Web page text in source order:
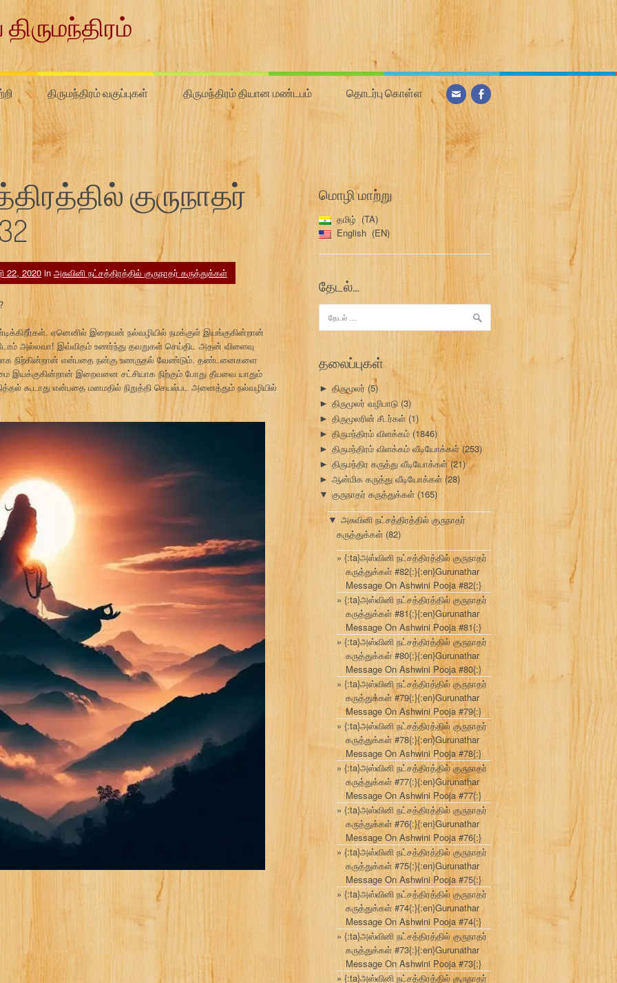
திருமந்திரம் வகுப்புகள் திருமந்திரம் தியான மண்டபம் தொடர்பு கொள்ள
குருநாதர்
22, 2020 in அசுவினி நட்சத்திரத்தில் குருநாதர் கருத்துக்கள்
ஏனெனில் இறைவன் நல்வழியில் நமக்குள் இயங்குகின்றான்
அல்லவா! இவ்விதம் உணர்ந்து தவறுகள் செய்திட அதன் விளைவு
நிற்கின்றான் என்பதை நன்கு உணருதல் வேண்டும். தண்டனைகளை
இயக்குகின்றான் இறைவனை சட்சியாக நிற்கும் போது தீயவை யாதும்
கூடாது என்பதை மனமதில் நிறுத்தி செயல்பட அனைத்தும் நல்வழியில்
மொழி மாற்று
தமிழ்
TA
English
EN
தேடல்…
தேடு:
தலைப்புகள்
► திருமூலர் (5)
► திருமூலர் வழிபாடு (3)
► திருமூலரின் சீடர்கள் (1)
► திருமந்திரம் விளக்கம் (1846)
► திருமந்திரம் விளக்கம் வீடியோக்கள்(253)
► திருமந்திர கருத்து வீடியோக்கள்(21)
► ஆன்மிக கருத்து வீடியோக்கள் (28)
▼ குருநாதர் கருத்துக்கள் (165)
▼ அசுவினி நட்சத்திரத்தில் குருநாதர்
கருத்துக்கள் (82)
{:ta}அஸ்வினி நட்சத்திரத்தில் குருநாதர்
கருத்துக்கள் #82{:}{:en}Gurunathar
Message On Ashwini Pooja #82{:}
{:ta}அஸ்வினி நட்சத்திரத்தில் குருநாதர்
கருத்துக்கள் #81{:}{:en}Gurunathar
Message On Ashwini Pooja #81{:}
{:ta}அஸ்வினி நட்சத்திரத்தில் குருநாதர்
கருத்துக்கள் #80{:}{:en}Gurunathar
Message On Ashwini Pooja #80{:}
{:ta}அஸ்வினி நட்சத்திரத்தில் குருநாதர்
கருத்துக்கள் #79{:}{:en}Gurunathar
Message On Ashwini Pooja #79{:}
{:ta}அஸ்வினி நட்சத்திரத்தில் குருநாதர்
கருத்துக்கள் #78{:}{:en}Gurunathar
Message On Ashwini Pooja #78{:}
{:ta}அஸ்வினி நட்சத்திரத்தில் குருநாதர்
கருத்துக்கள் #77{:}{:en}Gurunathar
Message On Ashwini Pooja #77{:}
{:ta}அஸ்வினி நட்சத்திரத்தில் குருநாதர்
கருத்துக்கள் #76{:}{:en}Gurunathar
Message On Ashwini Pooja #76{:}
{:ta}அஸ்வினி நட்சத்திரத்தில் குருநாதர்
கருத்துக்கள் #75{:}{:en}Gurunathar
Message On Ashwini Pooja #75{:}
{:ta}அஸ்வினி நட்சத்திரத்தில் குருநாதர்
கருத்துக்கள் #74{:}{:en}Gurunathar
Message On Ashwini Pooja #74{:}
{:ta}அஸ்வினி நட்சத்திரத்தில் குருநாதர்
கருத்துக்கள் #73{:}{:en}Gurunathar
Message On Ashwini Pooja #73{:}
{:ta}அஸ்வினி நட்சத்திரத்தில் குருநாதர்